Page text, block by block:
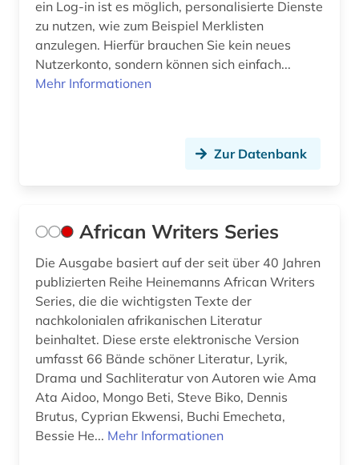
computerlinguistik (3)
corona (1)
datenanalyse (2)
datenmanagement (1)
der sturm (1)
design (4)
deutsch (57)
deutsche literatur (1)
ein Log-in ist es möglich, personalisierte Dienste
zu nutzen, wie zum Beispiel Merklisten
anzulegen. Hierfür brauchen Sie kein neues
Nutzerkonto, sondern können sich einfach...
Mehr Informationen
Zur Datenbank
African Writers Series
Die Ausgabe basiert auf der seit über 40 Jahren
publizierten Reihe Heinemanns African Writers
Series, die die wichtigsten Texte der
nachkolonialen afrikanischen Literatur
beinhaltet. Diese erste elektronische Version
umfasst 66 Bände schöner Literatur, Lyrik,
Drama und Sachliteratur von Autoren wie Ama
Ata Aidoo, Mongo Beti, Steve Biko, Dennis
Brutus, Cyprian Ekwensi, Buchi Emecheta,
Bessie He... Mehr Informationen